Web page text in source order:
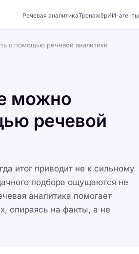
Речевая аналитикаТренажёрИИ-агенты
с помощью речевой аналитики
можно
речевой
итог приводит не к сильному
подбора ощущаются не
аналитика помогает
опираясь на факты, а не